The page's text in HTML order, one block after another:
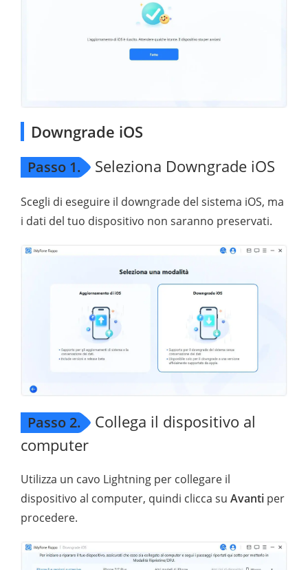
Downgrade iOS
Passo 1. Seleziona Downgrade iOS
Scegli di eseguire il downgrade del sistema iOS, ma
i dati del tuo dispositivo non saranno preservati.
Passo 2.
Collega il dispositivo al
computer
Utilizza un cavo Lightning per collegare il
dispositivo al computer, quindi clicca su Avanti per
procedere.